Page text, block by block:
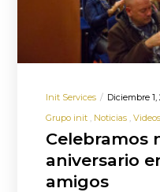
Init Services Diciembre 1,
Grupo init
Noticias Videos
Celebramos
aniversario
amigos